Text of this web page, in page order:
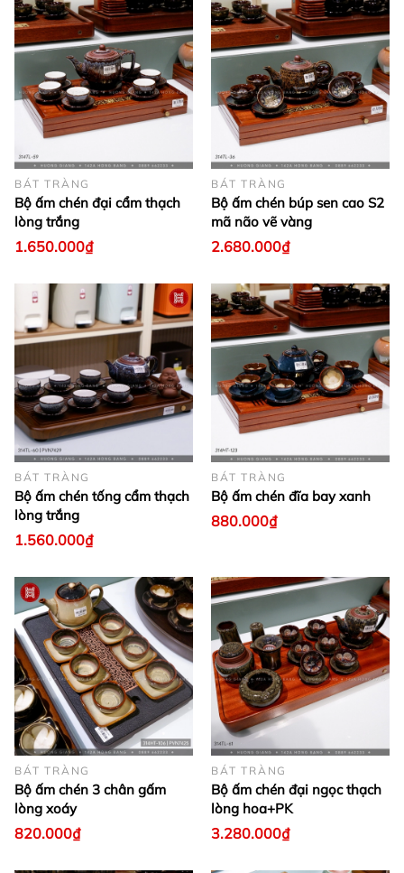
BÁT TRÀNG
Bộ ấm chén đại cẩm thạch
lòng trắng
1.650.000₫
BÁT TRÀNG
Bộ ấm chén búp sen cao S2
mã não vẽ vàng
2.680.000₫
BÁT TRÀNG
Bộ ấm chén tống cẩm thạch
lòng trắng
1.560.000₫
BÁT TRÀNG
Bộ ấm chén đĩa bay xanh
880.000₫
BÁT TRÀNG
Bộ ấm chén 3 chân gấm
lòng xoáy
820.000₫
BÁT TRÀNG
Bộ ấm chén đại ngọc thạch
lòng hoa+PK
3.280.000₫